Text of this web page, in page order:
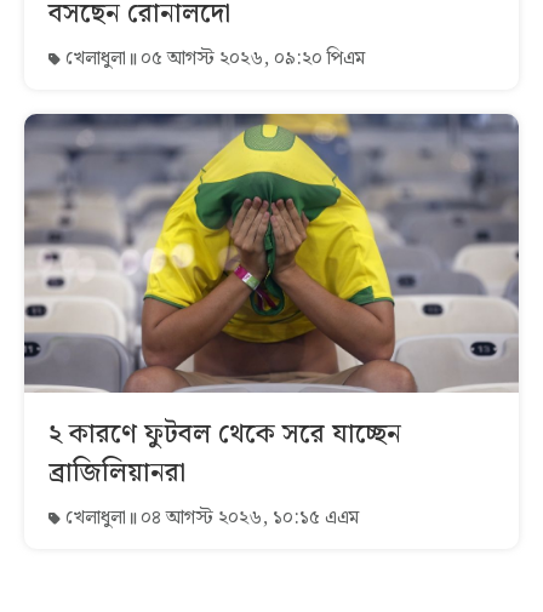
বসছেন রোনালদো
খেলাধুলা ০৫ আগস্ট ২০২৬, ০৯:২০ পিএম
২ কারণে ফুটবল থেকে সরে যাচ্ছেন
ব্রাজিলিয়ানরা
খেলাধুলা ০৪ আগস্ট ২০২৬, ১০:১৫ এএম